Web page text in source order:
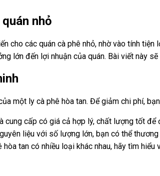
nhỏ
cho các quán cà phê nhỏ, nhờ vào tính
lớn đến lợi nhuận của quán. Bài viết này
một ly cà phê hòa tan. Để giảm chi phí,
cung cấp có giá cả hợp lý, chất lượng tốt
liệu với số lượng lớn, bạn có thể
hòa tan có nhiều loại khác nhau, hãy tìm